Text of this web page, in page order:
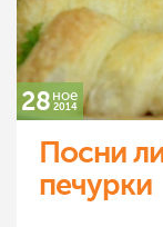
28 ное
2014
Посни
печурки